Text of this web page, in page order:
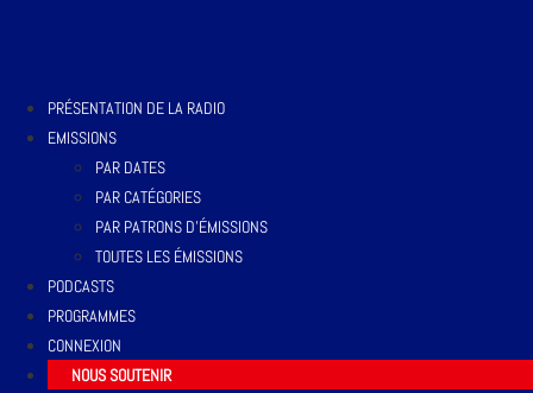
PRÉSENTATION DE LA RADIO
EMISSIONS
PAR DATES
PAR CATÉGORIES
PAR PATRONS D’ÉMISSIONS
TOUTES LES ÉMISSIONS
PODCASTS
PROGRAMMES
CONNEXION
NOUS SOUTENIR